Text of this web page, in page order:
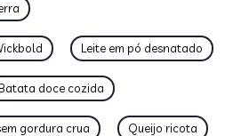
Leite em pó desnatado
Batata doce cozida
gordura crua Queijo ricota